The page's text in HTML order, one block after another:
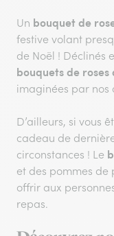
Un bouquet de
festive volant
de Noël ! Déclinés
bouquets de roses
imaginées par nos
D’ailleurs, si vous
cadeau de
circonstances ! Le
et des pommes de
offrir aux
repas.